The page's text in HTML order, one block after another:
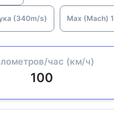
(340m/s) Мах (Mach) 1
час (км/ч)
100